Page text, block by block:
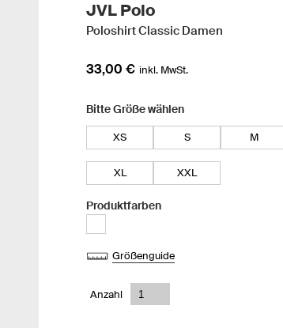
JVL Polo
Poloshirt Classic Damen
33,00 € inkl. MwSt.
Bitte Größe wählen
XS S M
XL XXL
Produktfarben
Größenguide
Anzahl